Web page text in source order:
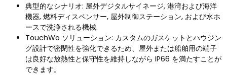
典型的なシナリオ: 屋外デジタルサイネージ, 港湾および海洋
機器, 燃料ディスペンサー, 屋外制御ステーション, および水ホ
ースで洗浄される機械.
TouchWo ソリューション: カスタムのガスケットとハウジン
グ設計で密閉性を強化できるため、屋外または船舶用の端子
は良好な放熱性と保守性を維持しながら IP66 を満たすことが
できます。